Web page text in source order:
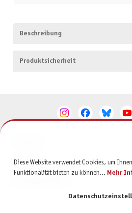
Beschreibung
Produktsicherheit
SERVICE
Diese Website verwendet Cookies, um
Funktionalität bieten zu können... Mehr